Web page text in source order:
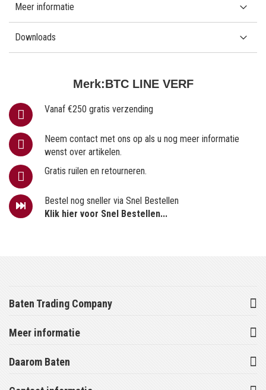
Merk:BTC LINE VERF
Vanaf €250 gratis verzending
Neem contact met ons op als u nog meer informatie
wenst over artikelen.
Gratis ruilen en retourneren.
Bestel nog sneller via Snel Bestellen
Klik hier voor Snel Bestellen...
Meer informatie
Downloads
Baten Trading Company
Meer informatie
Daarom Baten